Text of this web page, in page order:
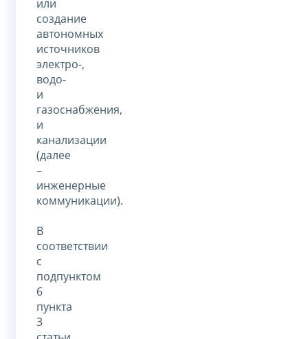
или
создание
автономных
источников
электро-,
водо-
и
газоснабжения,
и
канализации
(далее
–
инженерные
коммуникации).
В
соответствии
с
подпунктом
6
пункта
3